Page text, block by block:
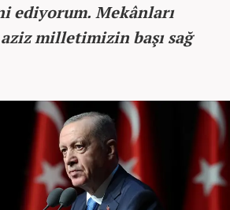
ediyorum. Mekânları
milletimizin başı sağ